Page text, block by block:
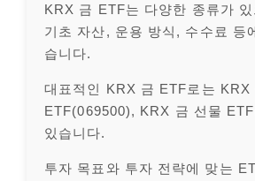
KRX 금 ETF는 다양한 종류가
기초 자산, 운용 방식, 수수료 등
습니다.
대표적인 KRX 금 ETF로는 KRX
ETF(069500), KRX 금 선물
있습니다.
투자 목표와 투자 전략에 맞는